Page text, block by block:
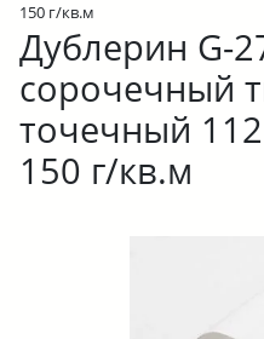
150 г/кв.м
Дублерин G-
сорочечный
точечный
150 г/кв.м